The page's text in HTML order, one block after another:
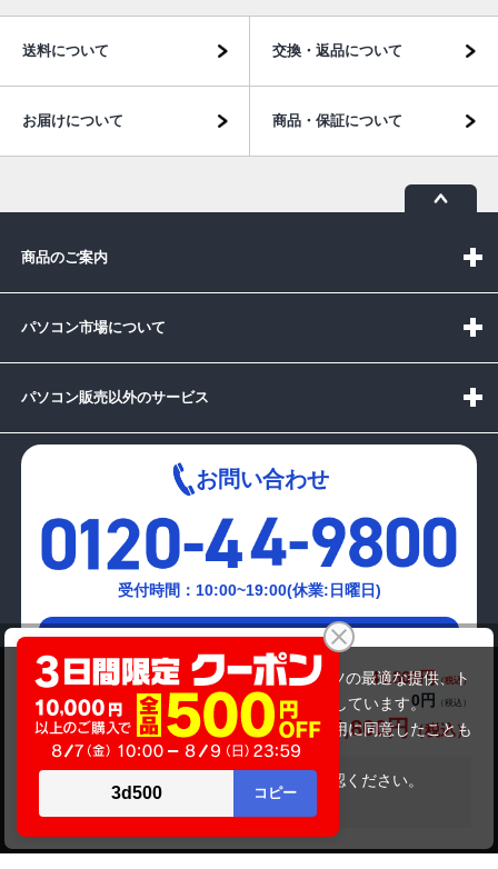
Dynabook B65/HU（第11世代CPU）
商品価格(税込) 44,800円
52,800円
オプション小計価格(税込)
0円
商品合計価格(税込)
44,800円
在庫がありません
送料について 交換・返品について
お届けについて 商品・保証について
商品のご案内
パソコン市場について
パソコン販売以外のサービス
お問い合わせ
受付時間：10:00~19:00(休業:日曜日)
メールでの
お問い合わせはこちら
当サイトでは利用体験の向上およびコンテンツの最適な提供、ト
ラフィックの分析を目的としてCookieを使用しています。
サイトの閲覧を継続された場合、Cookieの利用に同意したことも
のといたします。
をご確認ください。
承諾する